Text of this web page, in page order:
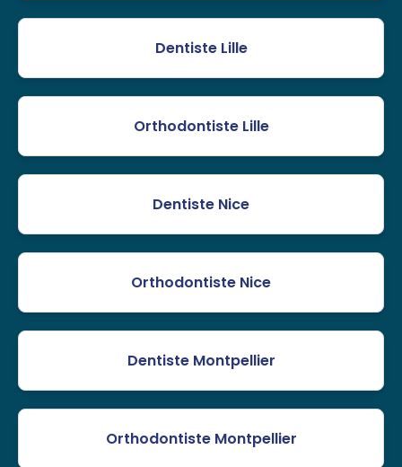
Dentiste Lille
Orthodontiste Lille
Dentiste Nice
Orthodontiste Nice
Dentiste Montpellier
Orthodontiste Montpellier